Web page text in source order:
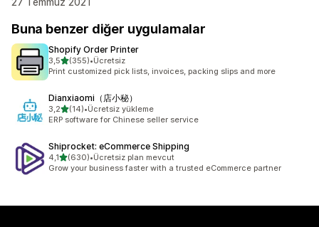
Buna benzer diğer uygulamalar
Shopify Order Printer
3,55 yıldız üzerinden
(355)
toplam 355 değerlendirme
•Ücretsiz
Print customized pick lists, invoices, packing slips and more
Dianxiaomi（店小秘）
3,25 yıldız üzerinden
(14)
toplam 14 değerlendirme
•Ücretsiz yükleme
ERP software for Chinese seller service
Shiprocket: eCommerce Shipping
4,15 yıldız üzerinden
(630)
toplam 630 değerlendirme
•Ücretsiz plan mevcut
Grow your business faster with a trusted eCommerce partner